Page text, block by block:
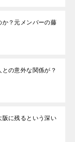
？元メンバーの藤
の意外な関係が？
阪に残るという深い